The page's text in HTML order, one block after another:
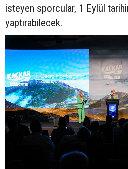
isteyen sporcular, 1 Eylül
yaptırabilecek.